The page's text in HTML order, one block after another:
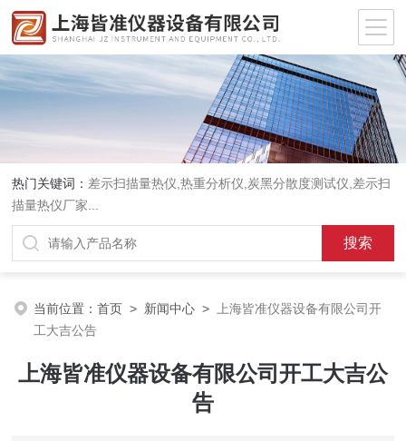
热门关键词： 差示扫描量热仪 ,热重分析仪 炭黑分散度测试仪 差示扫
描量热仪厂家
当前位置：首页 > 新闻中心 >
上海皆准仪器设备有限公司开
工大吉公告
上海皆准仪器设备有限公司开工大吉公
告